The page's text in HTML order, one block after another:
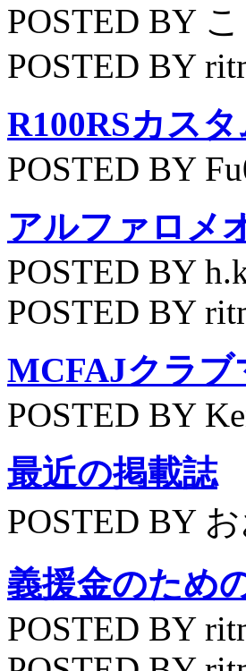
POSTED BY
POSTED BY
R100RSカスタ
POSTED BY
アルファロメ
POSTED BY
POSTED BY
MCFAJクラブ
POSTED BY
最近の掲載誌
POSTED BY
義援金のため
POSTED BY